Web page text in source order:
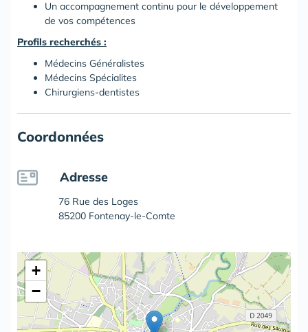
Un accompagnement continu pour le développement
de vos compétences
Profils recherchés :
Médecins Généralistes
Médecins Spécialites
Chirurgiens-dentistes
Coordonnées
Adresse
76 Rue des Loges
85200 Fontenay-le-Comte
+
−